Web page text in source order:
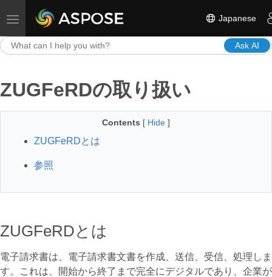
Toggle navigation Japanese
Ask AI
ZUGFeRDの取り扱い
Contents [ Hide ]
ZUGFeRDとは
参照
ZUGFeRDとは
電子請求書は、電子請求書文書を作成、送信、受信、処理しま
す。これは、開始から終了まで完全にデジタルであり、企業が